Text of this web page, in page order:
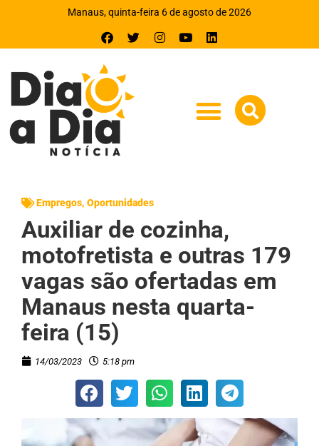
Manaus, quinta-feira 6 de agosto de 2026
Empregos, Oportunidades
Auxiliar de cozinha,
motofretista e outras 179
vagas são ofertadas em
Manaus nesta quarta-
feira (15)
14/03/2023 5:18 pm